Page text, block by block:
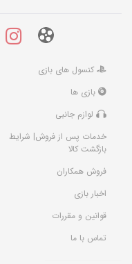
کنسول های بازی
بازی ها
لوازم جانبی
خدمات پس از فروش| شرایط
بازگشت کالا
فروش همکاران
اخبار بازی
قوانین و مقررات
تماس با ما